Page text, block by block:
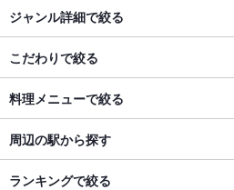
ジャンル詳細で絞る
こだわりで絞る
料理メニューで絞る
周辺の駅から探す
ランキングで絞る